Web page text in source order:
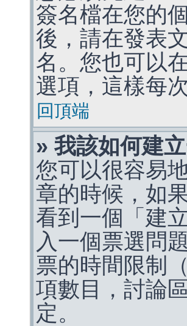
簽名檔在您的
後，請在發表
名。您也可以
選項，這樣每
回頂端
» 我該如何建
您可以很容易
章的時候，如
看到一個「建
入一個票選問
票的時間限制
項數目，討論
定。